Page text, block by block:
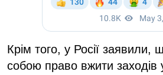
Крім того, у Росії
собою право вжити заходів